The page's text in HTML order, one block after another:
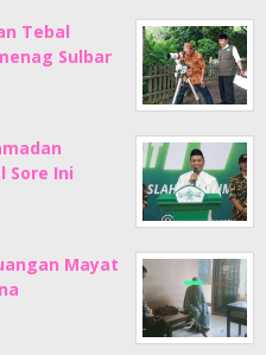
Tebal
Sulbar
Sore Ini
Mayat